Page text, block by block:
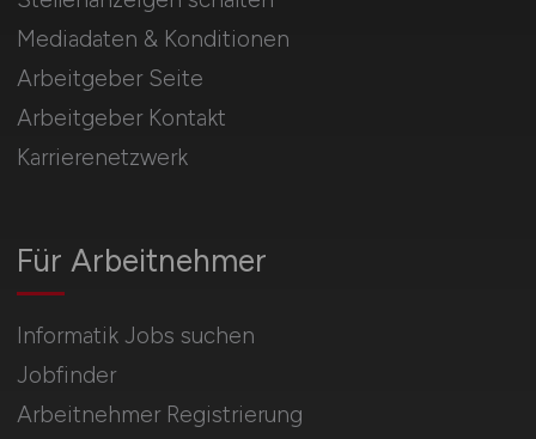
Für Arbeitnehmer
Informatik Jobs suchen
Jobfinder
Arbeitnehmer Registrierung
Mediadaten & Konditionen
Arbeitgeber Seite
Arbeitgeber Kontakt
Karrierenetzwerk